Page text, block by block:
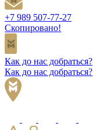
+7 989 507-77-27
Скопировано!
Как до нас добраться?
Как до нас добраться?